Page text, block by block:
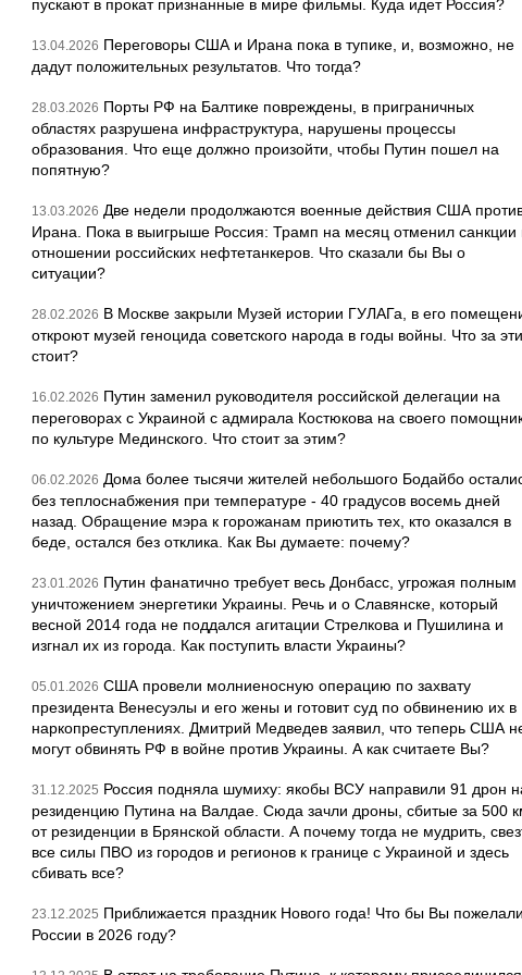
пускают в прокат признанные в мире фильмы. Куда идет Россия?
13.04.2026 Переговоры США и Ирана пока в тупике, и, возможно, не
дадут положительных результатов. Что тогда?
28.03.2026 Порты РФ на Балтике повреждены, в приграничных
областях разрушена инфраструктура, нарушены процессы
образования. Что еще должно произойти, чтобы Путин пошел на
попятную?
13.03.2026 Две недели продолжаются военные действия США
Ирана. Пока в выигрыше Россия: Трамп на месяц отменил санкции
отношении российских нефтетанкеров. Что сказали бы Вы о
ситуации?
28.02.2026 В Москве закрыли Музей истории ГУЛАГа, в его
откроют музей геноцида советского народа в годы войны. Что за
стоит?
16.02.2026 Путин заменил руководителя российской делегации на
переговорах с Украиной с адмирала Костюкова на своего
по культуре Мединского. Что стоит за этим?
06.02.2026 Дома более тысячи жителей небольшого Бодайбо
без теплоснабжения при температуре - 40 градусов восемь дней
назад. Обращение мэра к горожанам приютить тех, кто оказался в
беде, остался без отклика. Как Вы думаете: почему?
23.01.2026 Путин фанатично требует весь Донбасс, угрожая полным
уничтожением энергетики Украины. Речь и о Славянске, который
весной 2014 года не поддался агитации Стрелкова и Пушилина и
изгнал их из города. Как поступить власти Украины?
05.01.2026 США провели молниеносную операцию по захвату
президента Венесуэлы и его жены и готовит суд по обвинению их в
наркопреступлениях. Дмитрий Медведев заявил, что теперь США
могут обвинять РФ в войне против Украины. А как считаете Вы?
31.12.2025 Россия подняла шумиху: якобы ВСУ направили 91 дрон
резиденцию Путина на Валдае. Сюда зачли дроны, сбитые за 500
от резиденции в Брянской области. А почему тогда не мудрить,
все силы ПВО из городов и регионов к границе с Украиной и здесь
сбивать все?
23.12.2025 Приближается праздник Нового года! Что бы Вы пожелали
России в 2026 году?